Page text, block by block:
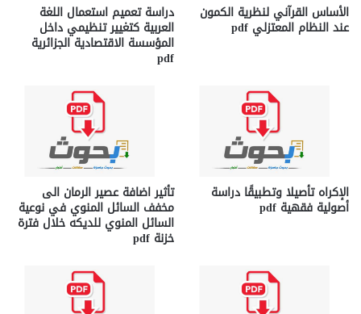
الأساس القرآني لنظرية الكمون
عند النظام المعتزلي pdf
دراسة تعميم استعمال اللغة
العربية كتغيير تنظيمي داخل
المؤسسة الاقتصادية الجزائرية
pdf
الإكراه تأصيلا وتطبيقًا دراسة
أصولية فقهية pdf
تأثير اضافة عصير الرمان الى
مخفف السائل المنوي في نوعية
السائل المنوي للديكه خلال فترة
خزنة pdf